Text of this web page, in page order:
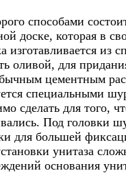
способами
доске, которая в
изготавливается из
оливой, для
цементным
специальными
сделать для того,
Под головки
для большей
унитаза
основания